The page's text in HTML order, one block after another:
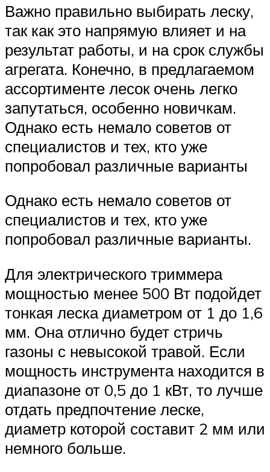
Важно правильно выбирать леску,
так как это напрямую влияет и на
результат работы, и на срок службы
агрегата. Конечно, в предлагаемом
ассортименте лесок очень легко
запутаться, особенно новичкам.
Однако есть немало советов от
специалистов и тех, кто уже
попробовал различные варианты
Однако есть немало советов от
специалистов и тех, кто уже
попробовал различные варианты.
Для электрического триммера
мощностью менее 500 Вт подойдет
тонкая леска диаметром от 1 до 1,6
мм. Она отлично будет стричь
газоны с невысокой травой. Если
мощность инструмента находится в
диапазоне от 0,5 до 1 кВт, то лучше
отдать предпочтение леске,
диаметр которой составит 2 мм или
немного больше.